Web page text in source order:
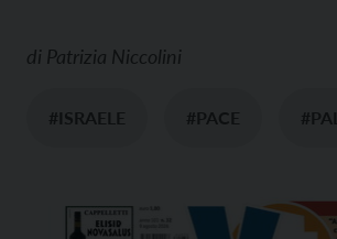
di Patrizia Niccolini
#ISRAELE #PACE